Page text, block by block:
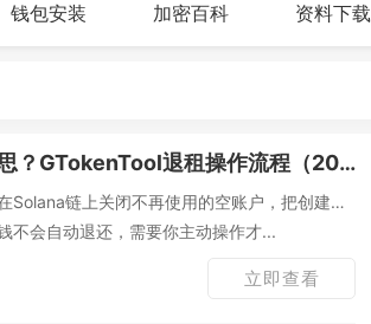
钱包安装 加密百科 资料下载
退租操作流程（2026最新完整指南）
链上关闭不再使用的空账户，把创建账
不会自动退还，需要你主动操作才...
立即查看